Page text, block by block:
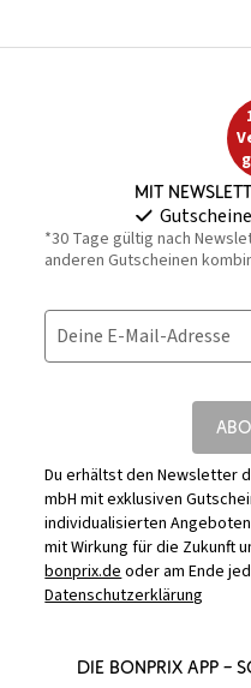
Mit
Gutscheine
*30 Tage gültig nach
anderen Gutscheinen
Deine E-Mail-Adresse
Du erhältst den Newsletter
mbH mit exklusiven
individualisierten
mit Wirkung für die Zukunft
bonprix.deoder am Ende
Datenschutzerklärung
DIE BONPRIX APP –